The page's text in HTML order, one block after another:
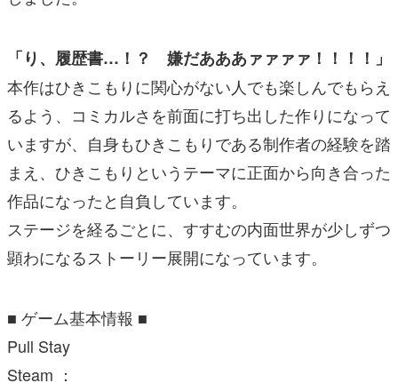
「り、履歴書…！？ 嫌だあああァァァァ！！！！」
本作はひきこもりに関心がない人でも楽しんでもらえ
るよう、コミカルさを前面に打ち出した作りになって
いますが、自身もひきこもりである制作者の経験を踏
まえ、ひきこもりというテーマに正面から向き合った
作品になったと自負しています。
ステージを経るごとに、すすむの内面世界が少しずつ
顕わになるストーリー展開になっています。
■ ゲーム基本情報 ■
Pull Stay
Steam ：